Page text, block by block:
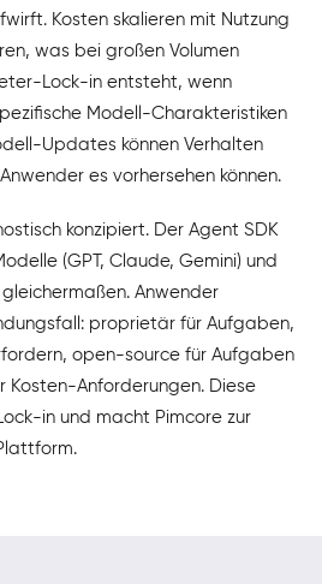
Kosten skalieren mit Nutzung
was bei großen Volumen
Lock-in entsteht, wenn
Modell-Charakteristiken
Updates können Verhalten
es vorhersehen können.
konzipiert. Der Agent SDK
(GPT, Claude, Gemini) und
Anwender
proprietär für Aufgaben,
open-source für Aufgaben
Anforderungen. Diese
in und macht Pimcore zur